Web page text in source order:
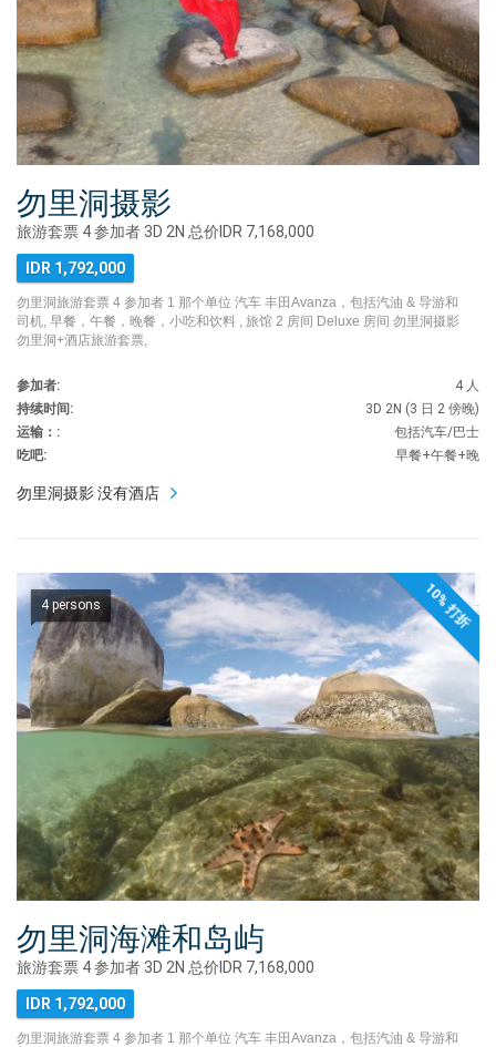
勿里洞摄影
旅游套票 4 参加者 3D 2N 总价IDR 7,168,000
IDR 1,792,000
勿里洞旅游套票 4 参加者 1 那个单位 汽车 丰田Avanza，包括汽油 & 导游和
司机, 早餐，午餐，晚餐，小吃和饮料 , 旅馆 2 房间 Deluxe 房间 勿里洞摄影
勿里洞+酒店旅游套票,
参加者:
4 人
持续时间:
3D 2N (3 日 2 傍晚)
运输：:
包括汽车/巴士
吃吧:
早餐+午餐+晚
勿里洞摄影 没有酒店
4 persons 10% 打折
勿里洞海滩和岛屿
旅游套票 4 参加者 3D 2N 总价IDR 7,168,000
IDR 1,792,000
勿里洞旅游套票 4 参加者 1 那个单位 汽车 丰田Avanza，包括汽油 & 导游和